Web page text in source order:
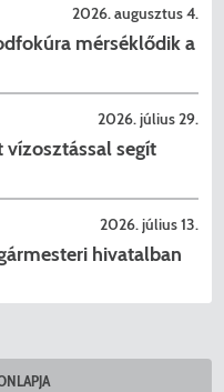
2026. augusztus 4.
mérséklődik a
2026. július 29.
vízosztással segít
2026. július 13.
hivatalban